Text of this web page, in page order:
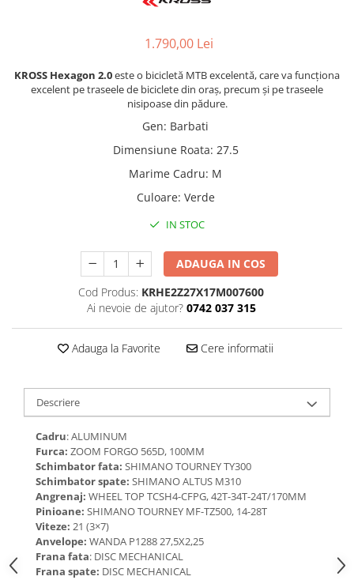
1.790,00 Lei
KROSS Hexagon 2.0este o bicicletă MTB excelentă, care va funcționa
excelent pe traseele de biciclete din oraș, precum și pe traseele
nisipoase din pădure.
Gen: Barbati
Dimensiune Roata: 27.5
Marime Cadru: M
Culoare: Verde
IN STOC
ADAUGA IN COS
Cod Produs: KRHE2Z27X17M007600
Ai nevoie de ajutor? 0742 037 315
Adauga la Favorite Cere informatii
Descriere
Cadru: ALUMINUM
Furca: ZOOM FORGO 565D, 100MM
Schimbator fata: SHIMANO TOURNEY TY300
Schimbator spate: SHIMANO ALTUS M310
Angrenaj: WHEEL TOP TCSH4-CFPG, 42T-34T-24T/170MM
Pinioane: SHIMANO TOURNEY MF-TZ500, 14-28T
Viteze: 21 (3×7)
Anvelope: WANDA P1288 27,5X2,25
Frana fata: DISC MECHANICAL
Frana spate: DISC MECHANICAL